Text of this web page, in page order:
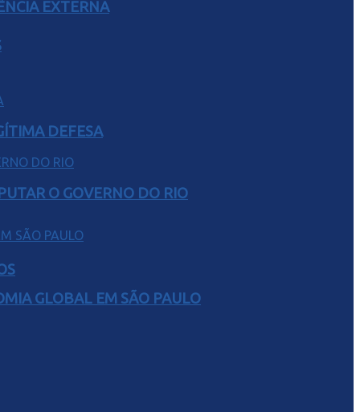
GLOBAL EM SÃO PAULO
EXTERNA
DEFESA
O GOVERNO DO RIO